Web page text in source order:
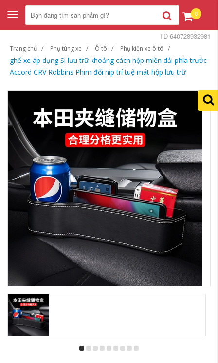
Toggle
navigation
0
Trang chủ Phụ tùng xe Ô tô Phụ kiện xe ô tô
ghế xe áp dụng Si lưu trữ khoảng cách hộp miền dải phía trước
Accord CRV Robbins Phim đối nip trí tuệ mát hộp lưu trữ
TD-640728932981